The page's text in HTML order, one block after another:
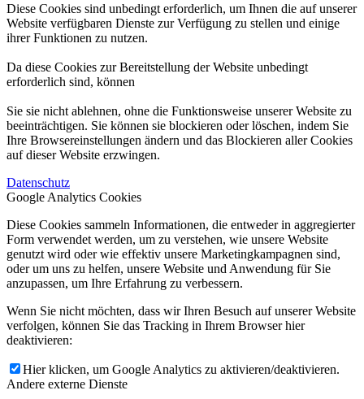
Diese Cookies sind unbedingt erforderlich, um Ihnen die auf unserer
Website verfügbaren Dienste zur Verfügung zu stellen und einige
ihrer Funktionen zu nutzen.
Da diese Cookies zur Bereitstellung der Website unbedingt
erforderlich sind, können
Sie sie nicht ablehnen, ohne die Funktionsweise unserer Website zu
beeinträchtigen. Sie können sie blockieren oder löschen, indem Sie
Ihre Browsereinstellungen ändern und das Blockieren aller Cookies
auf dieser Website erzwingen.
Datenschutz
Google Analytics Cookies
Diese Cookies sammeln Informationen, die entweder in aggregierter
Form verwendet werden, um zu verstehen, wie unsere Website
genutzt wird oder wie effektiv unsere Marketingkampagnen sind,
oder um uns zu helfen, unsere Website und Anwendung für Sie
anzupassen, um Ihre Erfahrung zu verbessern.
Wenn Sie nicht möchten, dass wir Ihren Besuch auf unserer Website
verfolgen, können Sie das Tracking in Ihrem Browser hier
deaktivieren:
Hier klicken, um Google Analytics zu aktivieren/deaktivieren.
Andere externe Dienste